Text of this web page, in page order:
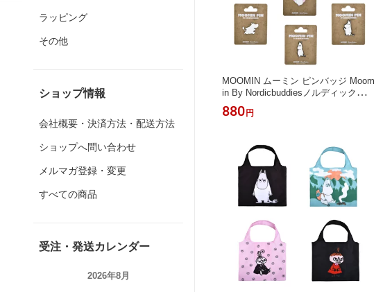
ラッピング
その他
ショップ情報
会社概要・決済方法・配送方法
ショップへ問い合わせ
メルマガ登録・変更
すべての商品
受注・発送カレンダー
2026年8月
MOOMIN ムーミン ピンバッジ Moom
in By Nordicbuddiesノルディックバデ
ィズ ピンブローチ アングリームーミ
ン おしゃれ かわいい 北欧 プレゼン
880 円